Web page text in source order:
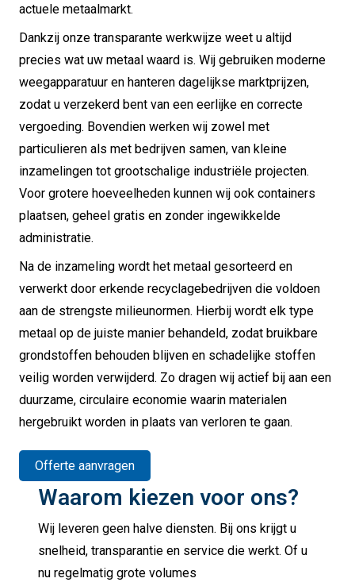
actuele metaalmarkt.
Dankzij onze transparante werkwijze weet u altijd
precies wat uw metaal waard is. Wij gebruiken moderne
weegapparatuur en hanteren dagelijkse marktprijzen,
zodat u verzekerd bent van een eerlijke en correcte
vergoeding. Bovendien werken wij zowel met
particulieren als met bedrijven samen, van kleine
inzamelingen tot grootschalige industriële projecten.
Voor grotere hoeveelheden kunnen wij ook containers
plaatsen, geheel gratis en zonder ingewikkelde
administratie.
Na de inzameling wordt het metaal gesorteerd en
verwerkt door erkende recyclagebedrijven die voldoen
aan de strengste milieunormen. Hierbij wordt elk type
metaal op de juiste manier behandeld, zodat bruikbare
grondstoffen behouden blijven en schadelijke stoffen
veilig worden verwijderd. Zo dragen wij actief bij aan een
duurzame, circulaire economie waarin materialen
hergebruikt worden in plaats van verloren te gaan.
Offerte aanvragen
Waarom kiezen voor ons?
Wij leveren geen halve diensten. Bij ons krijgt u
snelheid, transparantie en service die werkt. Of u
nu regelmatig grote volumes